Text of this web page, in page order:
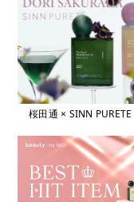
桜田通 × SINN